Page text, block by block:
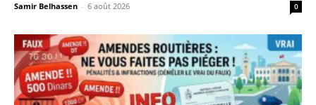
Samir Belhassen - 6 août 2026 0